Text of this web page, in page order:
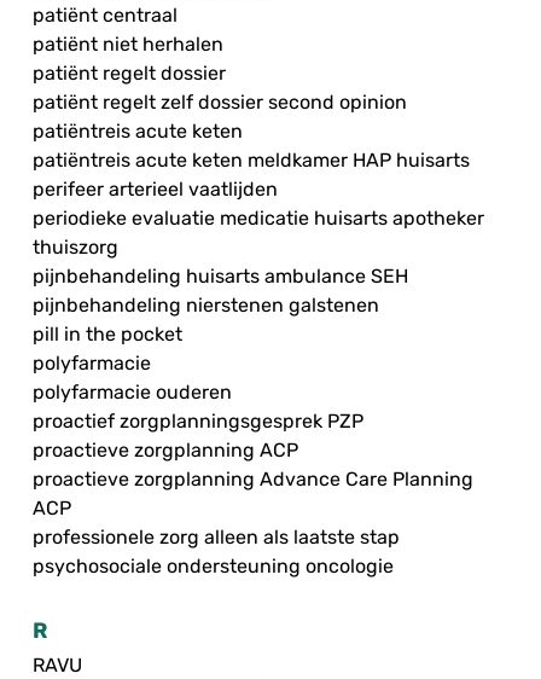
patiënt centraal
patiënt niet herhalen
patiënt regelt dossier
patiënt regelt zelf dossier second opinion
patiëntreis acute keten
patiëntreis acute keten meldkamer HAP huisarts
perifeer arterieel vaatlijden
periodieke evaluatie medicatie huisarts apotheker
thuiszorg
pijnbehandeling huisarts ambulance SEH
pijnbehandeling nierstenen galstenen
pill in the pocket
polyfarmacie
polyfarmacie ouderen
proactief zorgplanningsgesprek PZP
proactieve zorgplanning ACP
proactieve zorgplanning Advance Care Planning
ACP
professionele zorg alleen als laatste stap
psychosociale ondersteuning oncologie
R
RAVU